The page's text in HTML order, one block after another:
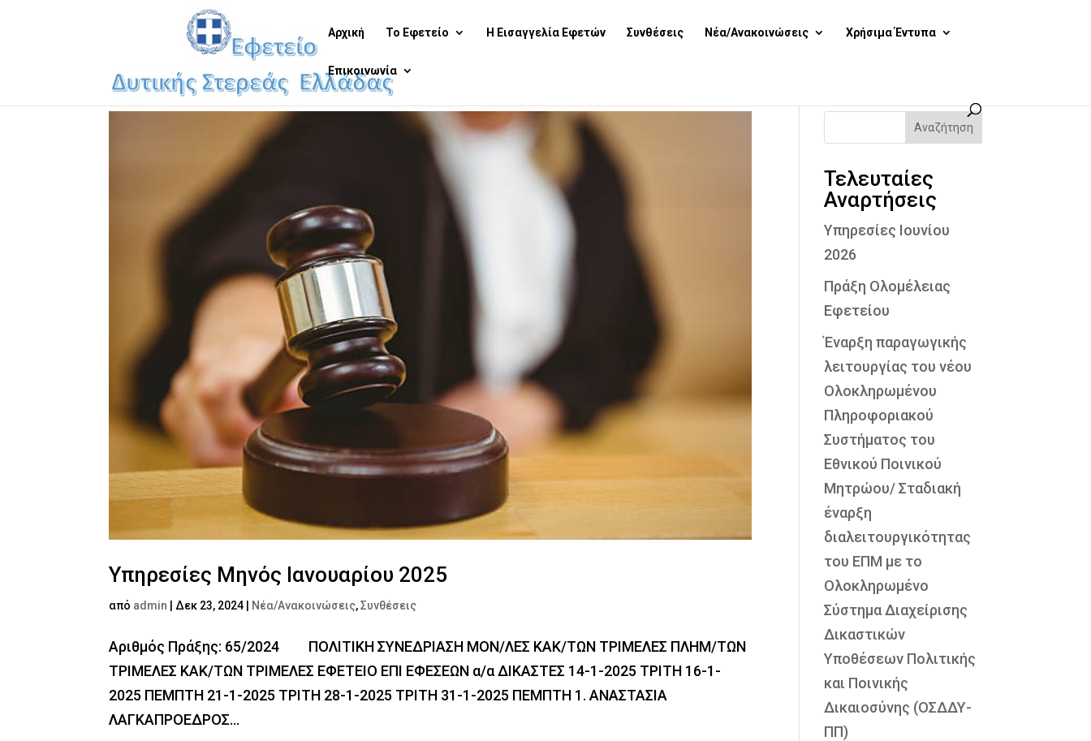
Αρχική Το Εφετείο Η Εισαγγελία Εφετών Συνθέσεις Νέα/Ανακοινώσεις Χρήσιμα Έντυπα
Επικοινωνία
Υπηρεσίες Μηνός Ιανουαρίου 2025
από admin Δεκ 23, 2024 Νέα/Ανακοινώσεις,Συνθέσεις
Αριθμός Πράξης: 65/2024 ΠΟΛΙΤΙΚΗ ΣΥΝΕΔΡΙΑΣΗ ΜΟΝ/ΛΕΣ ΚΑΚ/ΤΩΝ ΤΡΙΜΕΛΕΣ ΠΛΗΜ/ΤΩΝ
ΤΡΙΜΕΛΕΣ ΚΑΚ/ΤΩΝ ΤΡΙΜΕΛΕΣ ΕΦΕΤΕΙΟ ΕΠΙ ΕΦΕΣΕΩΝ α/α ΔΙΚΑΣΤΕΣ 14-1-2025 ΤΡΙΤΗ 16-1-
2025 ΠΕΜΠΤΗ 21-1-2025 ΤΡΙΤΗ 28-1-2025 ΤΡΙΤΗ 31-1-2025 ΠΕΜΠΤΗ 1. ΑΝΑΣΤΑΣΙΑ
ΛΑΓΚΑΠΡΟΕΔΡΟΣ...
Αναζήτηση
Τελευταίες
Αναρτήσεις
Υπηρεσίες Ιουνίου
2026
Πράξη Ολομέλειας
Εφετείου
Έναρξη παραγωγικής
λειτουργίας του νέου
Ολοκληρωμένου
Πληροφοριακού
Συστήματος του
Εθνικού Ποινικού
Μητρώου/ Σταδιακή
έναρξη
διαλειτουργικότητας
του ΕΠΜ με το
Ολοκληρωμένο
Σύστημα Διαχείρισης
Δικαστικών
Υποθέσεων Πολιτικής
και Ποινικής
Δικαιοσύνης (ΟΣΔΔΥ-
ΠΠ)